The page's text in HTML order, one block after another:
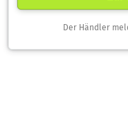
Der Händler